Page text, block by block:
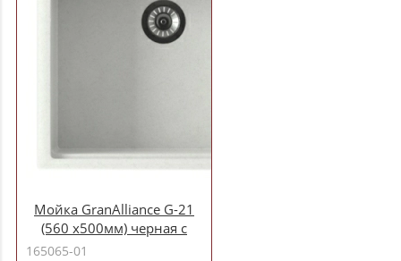
Мойка GranAlliance G-21
(560 х500мм) черная с
сифоном
165065-01